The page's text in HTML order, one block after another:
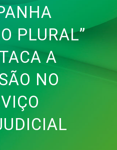
PLURAL”
A
NO